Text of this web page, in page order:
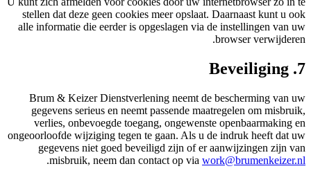
stellen dat deze geen cookies meer opslaat. Daarnaast kunt u ook
alle informatie die eerder is opgeslagen via de instellingen van uw
browser verwijderen.
7. Beveiliging
Brum & Keizer Dienstverlening neemt de bescherming van uw
gegevens serieus en neemt passende maatregelen om misbruik,
verlies, onbevoegde toegang, ongewenste openbaarmaking en
ongeoorloofde wijziging tegen te gaan. Als u de indruk heeft dat uw
gegevens niet goed beveiligd zijn of er aanwijzingen zijn van
misbruik, neem dan contact op via work@brumenkeizer.nl
.